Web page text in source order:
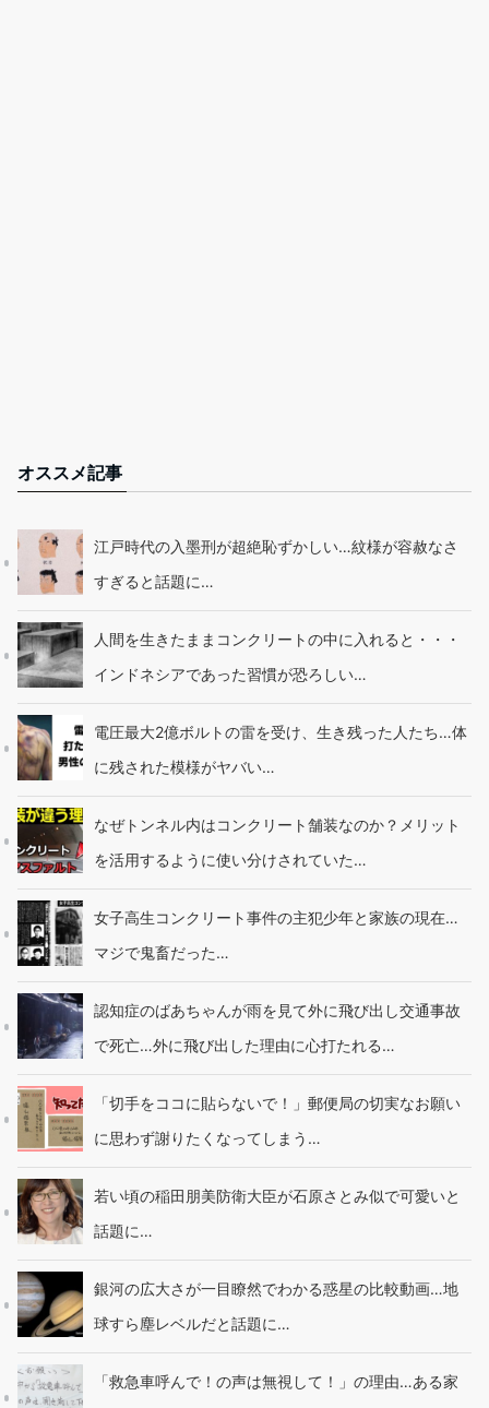
オススメ記事
江戸時代の入墨刑が超絶恥ずかしい…紋様が容赦なさ
すぎると話題に…
人間を生きたままコンクリートの中に入れると・・・
インドネシアであった習慣が恐ろしい…
電圧最大2億ボルトの雷を受け、生き残った人たち…体
に残された模様がヤバい…
なぜトンネル内はコンクリート舗装なのか？メリット
を活用するように使い分けされていた…
女子高生コンクリート事件の主犯少年と家族の現在…
マジで鬼畜だった…
認知症のばあちゃんが雨を見て外に飛び出し交通事故
で死亡…外に飛び出した理由に心打たれる…
「切手をココに貼らないで！」郵便局の切実なお願い
に思わず謝りたくなってしまう…
若い頃の稲田朋美防衛大臣が石原さとみ似で可愛いと
話題に…
銀河の広大さが一目瞭然でわかる惑星の比較動画…地
球すら塵レベルだと話題に…
「救急車呼んで！の声は無視して！」の理由…ある家